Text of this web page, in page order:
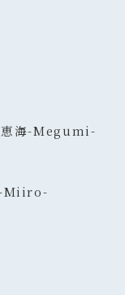
海-Megumi-
Miiro-